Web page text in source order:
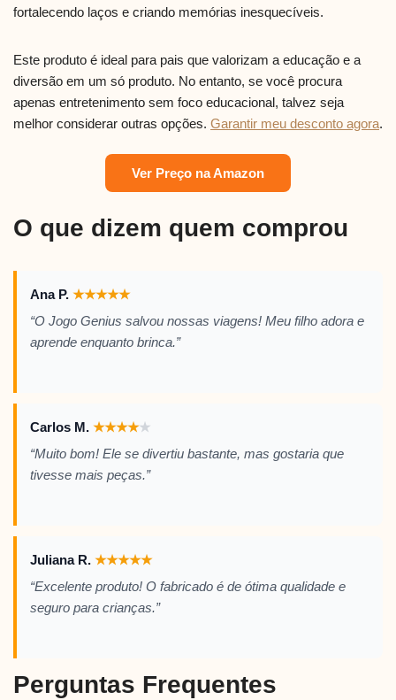
fortalecendo laços e criando memórias inesquecíveis.
Este produto é ideal para pais que valorizam a educação e a
diversão em um só produto. No entanto, se você procura
apenas entretenimento sem foco educacional, talvez seja
melhor considerar outras opções. Garantir meu desconto agora.
Ver Preço na Amazon
O que dizem quem comprou
Ana P. ★★★★★
“O Jogo Genius salvou nossas viagens! Meu filho adora e
aprende enquanto brinca.”
Carlos M. ★★★★★
“Muito bom! Ele se divertiu bastante, mas gostaria que
tivesse mais peças.”
Juliana R. ★★★★★
“Excelente produto! O fabricado é de ótima qualidade e
seguro para crianças.”
Perguntas Frequentes